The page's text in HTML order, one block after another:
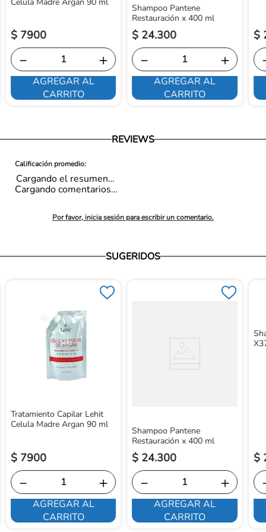
$ 7900
＋
－
AGREGAR AL
CARRITO
Shampoo Pantene
Restauración x 400 ml
$ 24.300
＋
－
AGREGAR AL
CARRITO
$
REVIEWS
Cargando el resumen…
Por favor, inicia sesión para escribir un comentario.
Cargando comentarios…
SUGERIDOS
Tratamiento Capilar Lehit
Celula Madre Argan 90 ml
$ 7900
＋
－
AGREGAR AL
CARRITO
Shampoo Pantene
Restauración x 400 ml
$ 24.300
＋
－
AGREGAR AL
CARRITO
$